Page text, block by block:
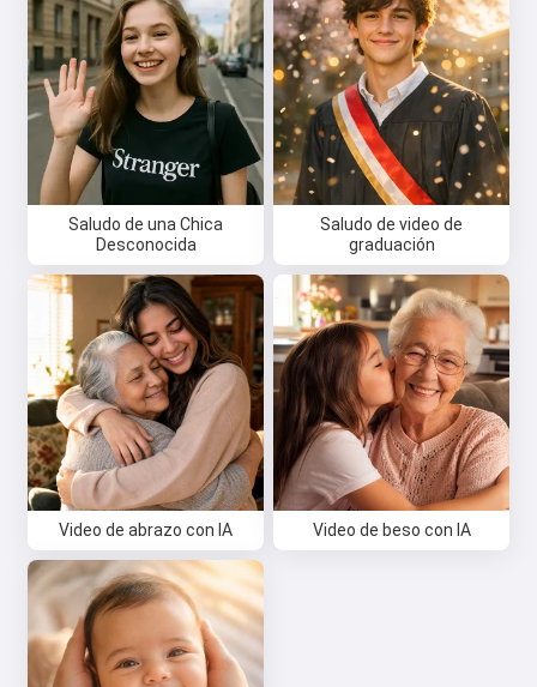
Saludo de una Chica
Desconocida
Saludo de video de
graduación
Video de abrazo con IA Video de beso con IA
Puedo crear canciones, escribir
poemas y felicitaciones 🥰
Pruébalo gratis
Acepto:Términos de Servicio,
Política de Privacidad,
Política de Reembolso